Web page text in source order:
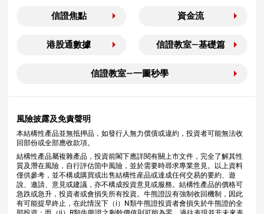
信證焦點 資金流
港股通數據 信證教室—基礎篇
信證教室—一圖秒學
風險披露及免責聲明
本結構性產品並無抵押品，如發行人無力償債或違約，投資者可能無法收
回部份或全部應收款項。
結構性產品屬複雜產品，投資前閣下應詳閱有關上市文件，完全了解其性
質及潛在風險，自行評估箇中風險，並於需要時尋求專業意見。以上資料
僅供參考，並不構成購買或出售結構性産品或達成任何交易的要約、遊
說、邀請、意見或建議，亦不構成投資意見或服務。結構性產品的價格可
急跌或急升，投資者或會損失所有投資。牛熊證設有強制收回機制，因此
有可能提早終止，在此情況下（i）N類牛熊證投資者會損失於牛熊證的全